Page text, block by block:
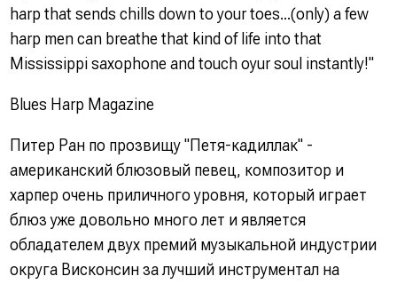
harp that sends chills down to your toes...(only) a few
harp men can breathe that kind of life into that
Mississippi saxophone and touch oyur soul instantly!"
Blues Harp Magazine
Питер Ран по прозвищу "Петя-кадиллак" -
американский блюзовый певец, композитор и
харпер очень приличного уровня, который играет
блюз уже довольно много лет и является
обладателем двух премий музыкальной индустрии
округа Висконсин за лучший инструментал на